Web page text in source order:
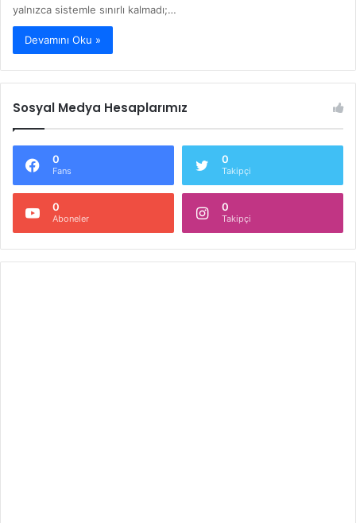
yalnızca sistemle sınırlı kalmadı;…
Devamını Oku »
Sosyal Medya Hesaplarımız
0
Fans
0
Takipçi
0
Aboneler
0
Takipçi